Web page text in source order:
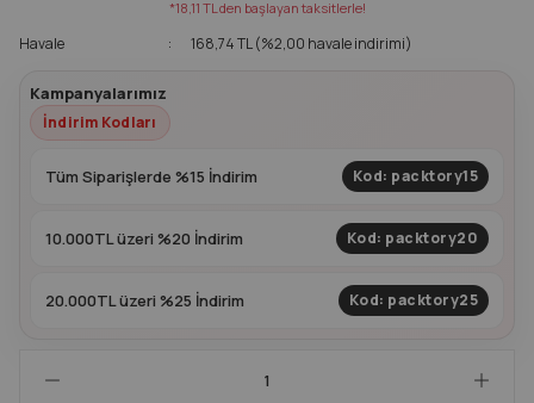
Geri Dönüştürülebilir Doypack
*18,11 TL den başlayan taksitlerle!
Havale 168,74 TL (%2,00 havale indirimi)
Kampanyalarımız
İndirim Kodları
Tüm Siparişlerde %15 İndirim Kod: packtory15
10.000TL üzeri %20 İndirim Kod: packtory20
20.000TL üzeri %25 İndirim Kod: packtory25